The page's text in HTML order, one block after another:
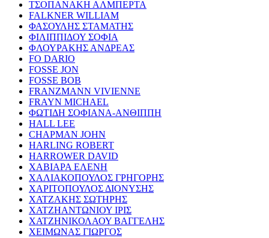
ΤΣΟΠΑΝΑΚΗ ΑΛΜΠΕΡΤΑ
FALKNER WILLIAM
ΦΑΣΟΥΛΗΣ ΣΤΑΜΑΤΗΣ
ΦΙΛΙΠΠΙΔΟΥ ΣΟΦΙΑ
ΦΛΟΥΡΑΚΗΣ ΑΝΔΡΕΑΣ
FO DARIO
FOSSE JON
FOSSE BOB
FRANZMANN VIVIENNE
FRAYN MICHAEL
ΦΩΤΙΔΗ ΣΟΦΙΑΝΑ-ΑΝΘΙΠΠΗ
HALL LEE
CHAPMAN JOHN
HARLING ROBERT
HARROWER DAVID
ΧΑΒΙΑΡΑ ΕΛΕΝΗ
ΧΑΛΙΑΚΟΠΟΥΛΟΣ ΓΡΗΓΟΡΗΣ
ΧΑΡΙΤΟΠΟΥΛΟΣ ΔΙΟΝΥΣΗΣ
ΧΑΤΖΑΚΗΣ ΣΩΤΗΡΗΣ
ΧΑΤΖΗΑΝΤΩΝΙΟΥ ΙΡΙΣ
ΧΑΤΖΗΝΙΚΟΛΑΟΥ ΒΑΓΓΕΛΗΣ
ΧΕΙΜΩΝΑΣ ΓΙΩΡΓΟΣ